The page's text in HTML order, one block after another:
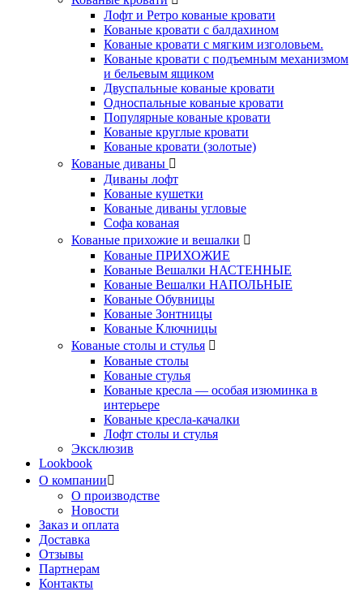
Лофт и Ретро кованые кровати
Кованые кровати с балдахином
Кованые кровати с мягким изголовьем.
Кованые кровати с подъемным механизмом
и бельевым ящиком
Двуспальные кованые кровати
Односпальные кованые кровати
Популярные кованые кровати
Кованые круглые кровати
Кованые кровати (золотые)
Кованые диваны
Диваны лофт
Кованые кушетки
Кованые диваны угловые
Софа кованая
Кованые прихожие и вешалки
Кованые ПРИХОЖИЕ
Кованые Вешалки НАСТЕННЫЕ
Кованые Вешалки НАПОЛЬНЫЕ
Кованые Обувницы
Кованые Зонтницы
Кованые Ключницы
Кованые столы и стулья
Кованые столы
Кованые стулья
Кованые кресла — особая изюминка в
интерьере
Кованые кресла-качалки
Лофт столы и стулья
Эксклюзив
Lookbook
О компании
О производстве
Новости
Заказ и оплата
Доставка
Отзывы
Партнерам
Контакты